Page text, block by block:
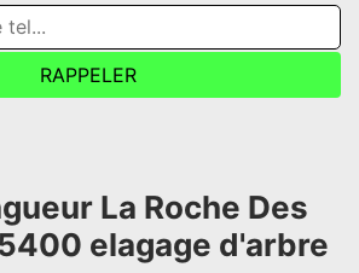
La Roche Des
elagage d'arbre